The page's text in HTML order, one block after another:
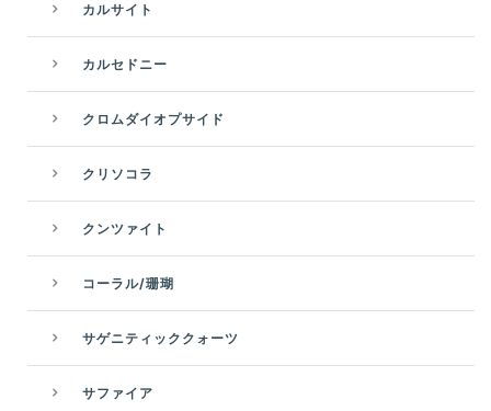
カルサイト
カルセドニー
クロムダイオプサイド
クリソコラ
クンツァイト
コーラル/珊瑚
サゲニティッククォーツ
サファイア